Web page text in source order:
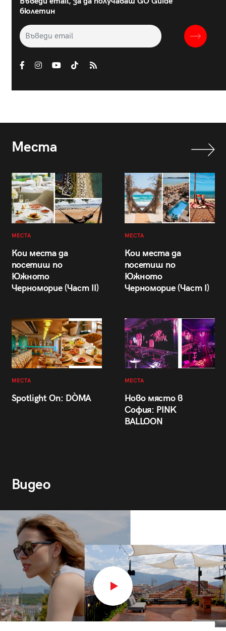
бюлетин
Места
МЕСТА
Кои места да
посетиш по
Южното
Черноморие (Част II)
МЕСТА
Кои места да
посетиш по
Южното
Черноморие (Част I)
МЕСТА
Spotlight On: DÒMA
МЕСТА
Ново място в
София: PINK
BALLOON
Видео